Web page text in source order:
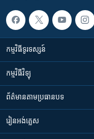
កម្មវិធី​ទូរទស្សន៍
កម្មវិធី​វិទ្យុ
ព័ត៌មាន​តាមប្រធានបទ​
រៀន​​អង់គ្លេស